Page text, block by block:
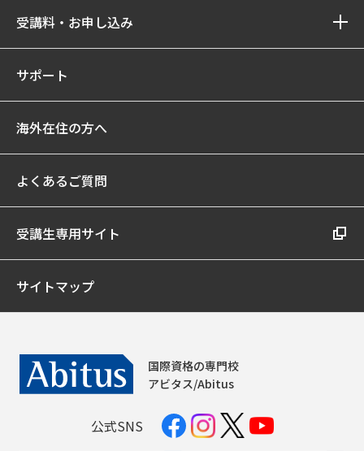
受講料・お申し込み
サポート
海外在住の方へ
よくあるご質問
受講生専用サイト
サイトマップ
国際資格の専門校
アビタス/Abitus
公式SNS